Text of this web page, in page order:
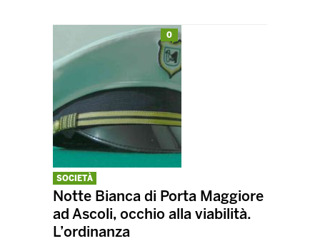
0
SOCIETÀ
Notte Bianca di Porta Maggiore
ad Ascoli, occhio alla viabilità.
L’ordinanza